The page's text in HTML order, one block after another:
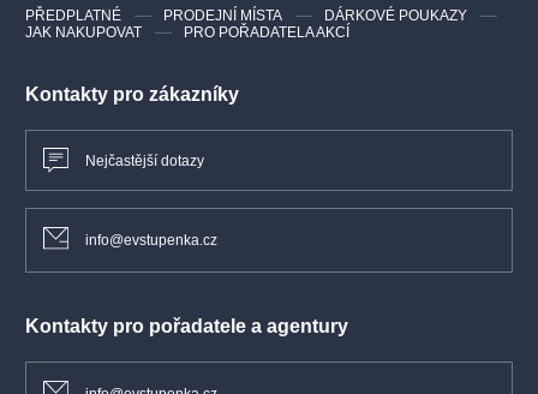
Kontakty pro zákazníky
Nejčastější dotazy
info@evstupenka.cz
Kontakty pro pořadatele a agentury
PŘEDPLATNÉ PRODEJNÍ MÍSTA
DÁRKOVÉ POUKAZY
JAK NAKUPOVAT
PRO POŘADATELA AKCÍ